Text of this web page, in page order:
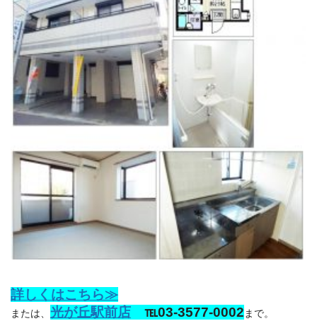
詳しくはこちら≫
または、 光が丘駅前店 ℡03-3577-0002 まで。